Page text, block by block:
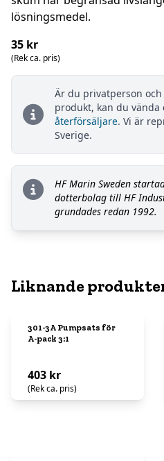
lösningsmedel.
35 kr
(Rek ca. pris)
Är du privatperson
produkt, kan du
återförsäljare. Vi är
Sverige.
HF Marin Sweden
dotterbolag till HF
grundades redan 1992.
Liknande
301-3A Pumpsats för
A-pack 3:1
403 kr
(Rek ca. pris)